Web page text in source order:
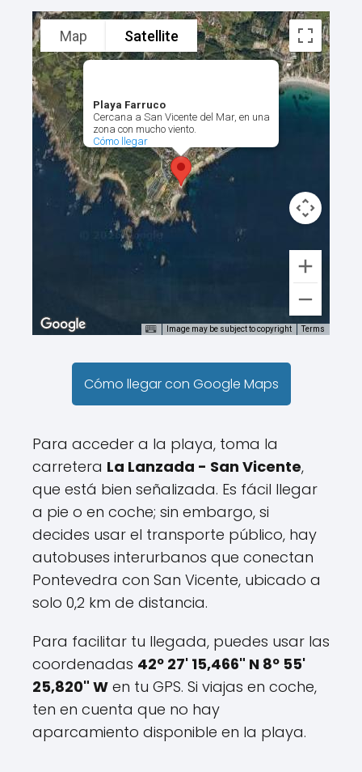
Playa Farruco
Cercana a San Vicente del Mar, en una
zona con mucho viento.
Cómo llegar
Map Satellite
Image may be subject to copyright Terms
Cómo llegar con Google Maps
Para acceder a la playa, toma la
carretera La Lanzada - San Vicente,
que está bien señalizada. Es fácil llegar
a pie o en coche; sin embargo, si
decides usar el transporte público, hay
autobuses interurbanos que conectan
Pontevedra con San Vicente, ubicado a
solo 0,2 km de distancia.
Para facilitar tu llegada, puedes usar las
coordenadas 42º 27' 15,466" N 8º 55'
25,820" W en tu GPS. Si viajas en coche,
ten en cuenta que no hay
aparcamiento disponible en la playa.